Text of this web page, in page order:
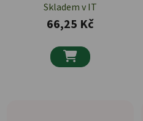
Skladem v IT
66,25 Kč
